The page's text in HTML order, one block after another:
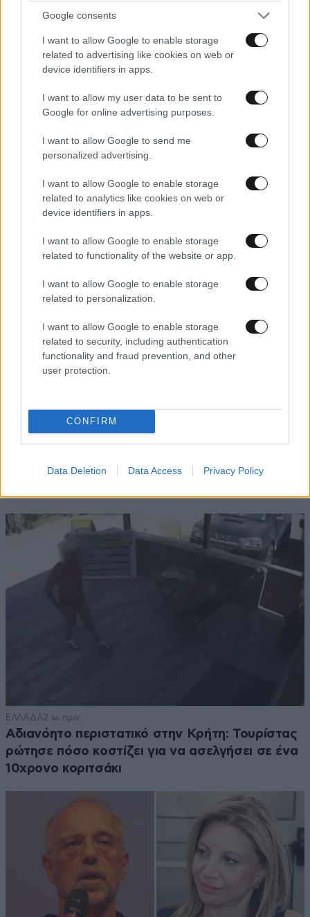
Google consents
I want to allow Google to enable storage
related to advertising like cookies on web or
device identifiers in apps.
I want to allow my user data to be sent to
Google for online advertising purposes.
I want to allow Google to send me
personalized advertising.
I want to allow Google to enable storage
related to analytics like cookies on web or
device identifiers in apps.
I want to allow Google to enable storage
related to functionality of the website or app.
I want to allow Google to enable storage
related to personalization.
I want to allow Google to enable storage
related to security, including authentication
functionality and fraud prevention, and other
user protection.
CONFIRM
Data Deletion Data Access Privacy Policy
ΕΛΛΑΔΑ07·08·2026 19:24
Τροχαίο δυστύχημα στις Σέρρες:
Πραγματογνώμονας ρίχνει φως στα αίτια της
ίσως μίλησε στο κινητό»
ΕΛΛΑΔΑ2 ω. πριν
Αδιανόητο περιστατικό στην Κρήτη: Τουρίστας
ρώτησε πόσο κοστίζει για να ασελγήσει σε ένα
10χρονο κοριτσάκι